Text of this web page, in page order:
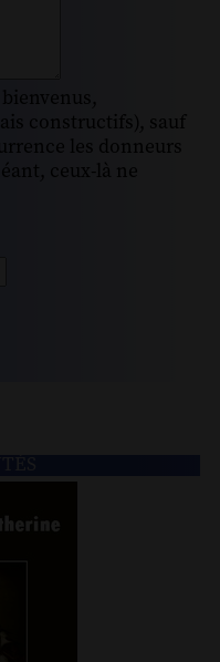
constructifs), sauf
les donneurs
ceux-là ne